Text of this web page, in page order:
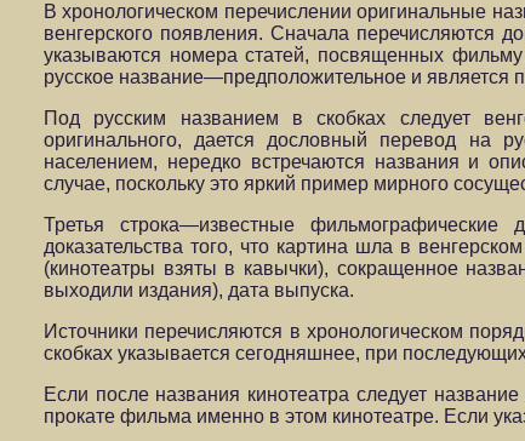
В хронологическом перечислении оригинальные
венгерского появления. Сначала перечисляются
указываются номера статей, посвященных
русское название—предположительное и является
Под русским названием в скобках следует
оригинального, дается дословный перевод на
населением, нередко встречаются названия и
случае, поскольку это яркий пример мирного
Третья строка—известные фильмографические
доказательства того, что картина шла в
(кинотеатры взяты в кавычки), сокращенное
выходили издания), дата выпуска.
Источники перечисляются в хронологическом
скобках указывается сегодняшнее, при
Если после названия кинотеатра следует
прокате фильма именно в этом кинотеатре. Если